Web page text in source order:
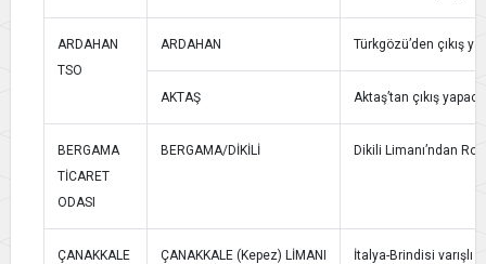
ARDAHAN
TSO
ARDAHAN Türkgözü’den çıkış
AKTAŞ Aktaş’tan çıkış
BERGAMA
TİCARET
ODASI
BERGAMA/DİKİLİ Dikili Limanı’ndan
ÇANAKKALE
ÇANAKKALE (Kepez) LİMANI
İtalya-Brindisi varışlı